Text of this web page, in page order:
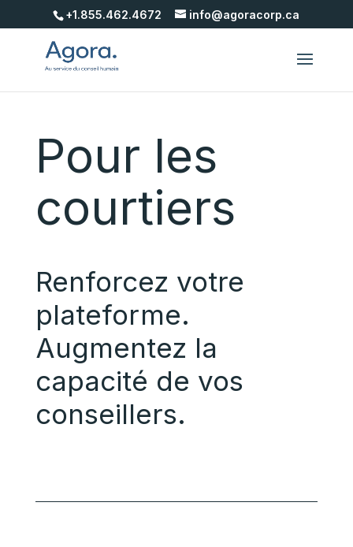
+1.855.462.4672 info@agoracorp.ca
Pour les
courtiers
Renforcez votre
plateforme.
Augmentez la
capacité de vos
conseillers.